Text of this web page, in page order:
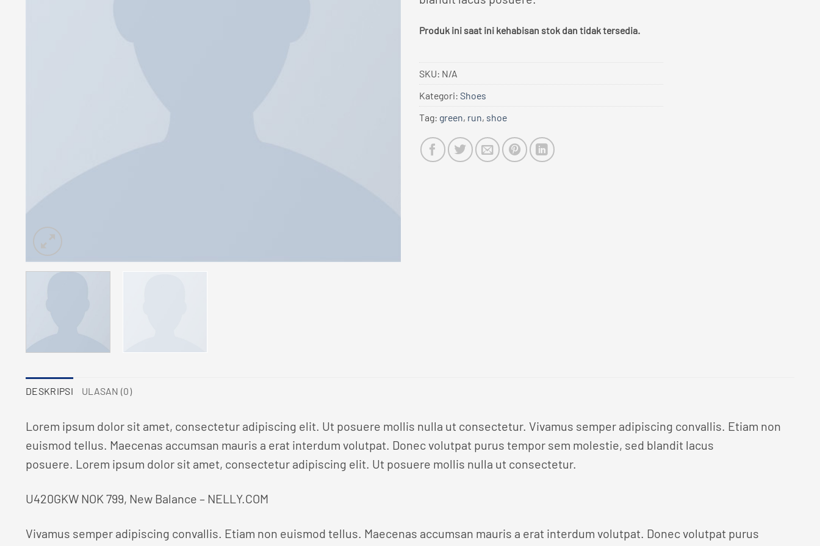
Produk ini saat ini kehabisan stok dan tidak tersedia.
SKU: N/A
Kategori: Shoes
Tag: green, run, shoe
DESKRIPSI ULASAN (0)
Lorem ipsum dolor sit amet, consectetur adipiscing elit. Ut posuere mollis nulla ut consectetur. Vivamus semper adipiscing convallis. Etiam non
euismod tellus. Maecenas accumsan mauris a erat interdum volutpat. Donec volutpat purus tempor sem molestie, sed blandit lacus
posuere. Lorem ipsum dolor sit amet, consectetur adipiscing elit. Ut posuere mollis nulla ut consectetur.
U420GKW NOK 799, New Balance – NELLY.COM
Vivamus semper adipiscing convallis. Etiam non euismod tellus. Maecenas accumsan mauris a erat interdum volutpat. Donec volutpat purus